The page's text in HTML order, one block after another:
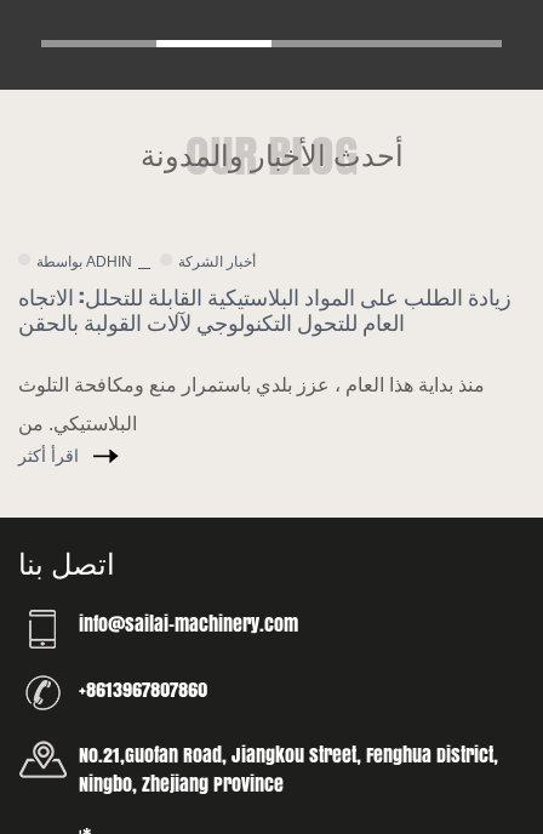
أحدث الأخبار والمدونة
بواسطة ADHIN أخبار الشركة
زيادة الطلب على المواد البلاستيكية القابلة للتحلل: الاتجاه
العام للتحول التكنولوجي لآلات القولبة بالحقن
منذ بداية هذا العام ، عزز بلدي باستمرار منع ومكافحة التلوث
البلاستيكي. من
اتصل بنا
info@sailai-machinery.com
+8613967807860
No.21,Guofan Road, Jiangkou street, Fenghua District,
Ningbo, Zhejiang Province